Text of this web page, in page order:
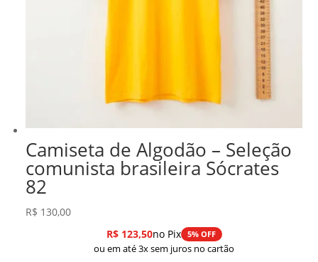
Camiseta de Algodão – Seleção
comunista brasileira Sócrates
82
R$ 130,00
R$123,50no Pix 5% OFF
ou em até 3x sem juros no cartão